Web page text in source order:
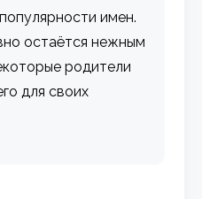
имен.
остаётся нежным
родители
для своих